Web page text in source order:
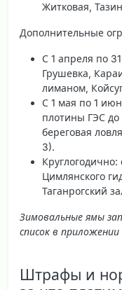
Житковая,
Дополнительные
С 1 апреля по
Грушевка,
лиманом,
С 1 мая по 1
плотины ГЭС
береговая
3).
Цимлянского
Таганрогский
Зимовальные ямы
список в
Штрафы и